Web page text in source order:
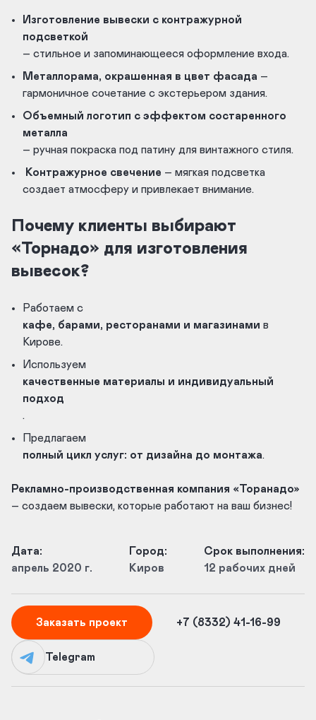
Изготовление вывески с контражурной
подсветкой
– стильное и запоминающееся оформление входа.
Металлорама, окрашенная в цвет фасада –
гармоничное сочетание с экстерьером здания.
Объемный логотип с эффектом состаренного
металла
– ручная покраска под патину для винтажного стиля.
Контражурное свечение – мягкая подсветка
создает атмосферу и привлекает внимание.
Почему клиенты выбирают
«Торнадо» для изготовления
вывесок?
Работаем с
кафе, барами, ресторанами и магазинами в
Кирове.
Используем
качественные материалы и индивидуальный
подход
.
Предлагаем
полный цикл услуг: от дизайна до монтажа.
Рекламно-производственная компания «Торанадо»
– создаем вывески, которые работают на ваш бизнес!
Дата:
апрель 2020 г.
Город:
Киров
Срок выполнения:
12 рабочих дней
Заказать проект +7 (8332) 41-16-99
Telegram